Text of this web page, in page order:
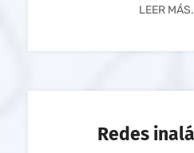
LEER
Redes